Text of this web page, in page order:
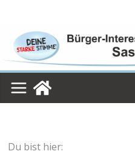
content
Du bist hier: